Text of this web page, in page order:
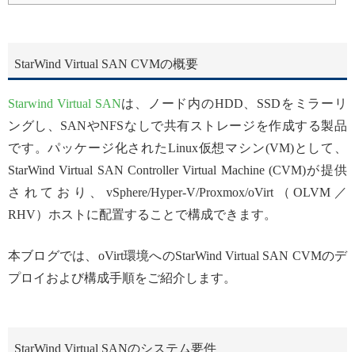
StarWind Virtual SAN CVMの概要
Starwind Virtual SANは、ノード内のHDD、SSDをミラーリ
ングし、SANやNFSなしで共有ストレージを作成する製品
です。パッケージ化されたLinux仮想マシン(VM)として、
StarWind Virtual SAN Controller Virtual Machine (CVM)が提供
されており、vSphere/Hyper-V/Proxmox/oVirt（OLVM／
RHV）ホストに配置することで構成できます。
本ブログでは、oVirt環境へのStarWind Virtual SAN CVMのデ
プロイおよび構成手順をご紹介します。
StarWind Virtual SANのシステム要件